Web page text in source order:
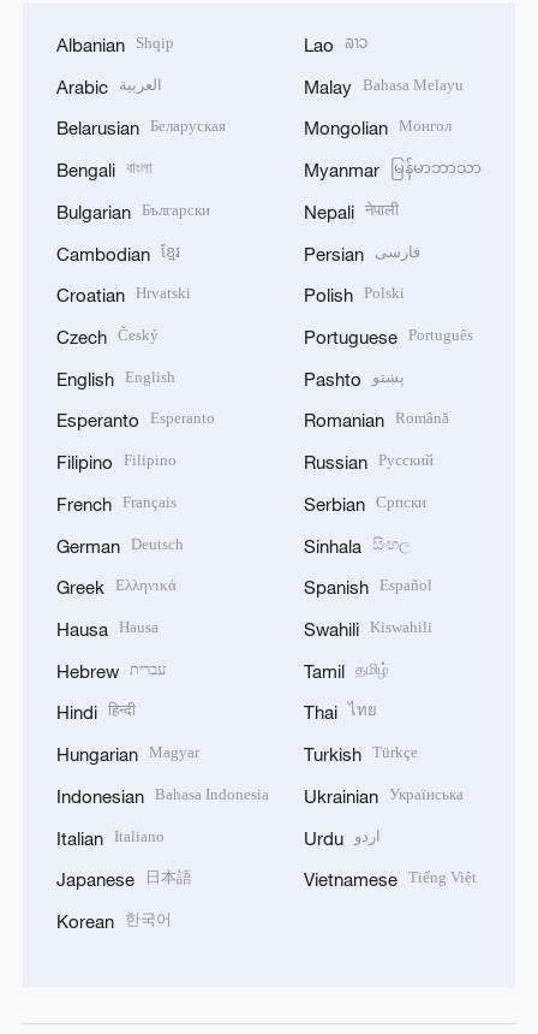
Albanian Shqip
Arabic العربية
Belarusian Беларуская
Bengali বাংলা
Bulgarian Български
Cambodian ខ្មែរ
Croatian Hrvatski
Czech Český
English English
Esperanto Esperanto
Filipino Filipino
French Français
German Deutsch
Greek Ελληνικά
Hausa Hausa
Hebrew עברית
Hindi हिन्दी
Hungarian Magyar
Indonesian Bahasa Indonesia
Italian Italiano
Japanese 日本語
Korean 한국어
Lao ລາວ
Malay Bahasa Melayu
Mongolian Монгол
Myanmar မြန်မာဘာသာ
Nepali नेपाली
Persian فارسی
Polish Polski
Portuguese Português
Pashto پښتو
Romanian Română
Russian Русский
Serbian Српски
Sinhala සිංහල
Spanish Español
Swahili Kiswahili
Tamil தமிழ்
Thai ไทย
Turkish Türkçe
Ukrainian Українська
Urdu اردو
Vietnamese Tiếng Việt